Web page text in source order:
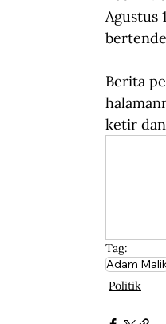
Agustus
Berita
ketir
Tag:
Adam
Politik